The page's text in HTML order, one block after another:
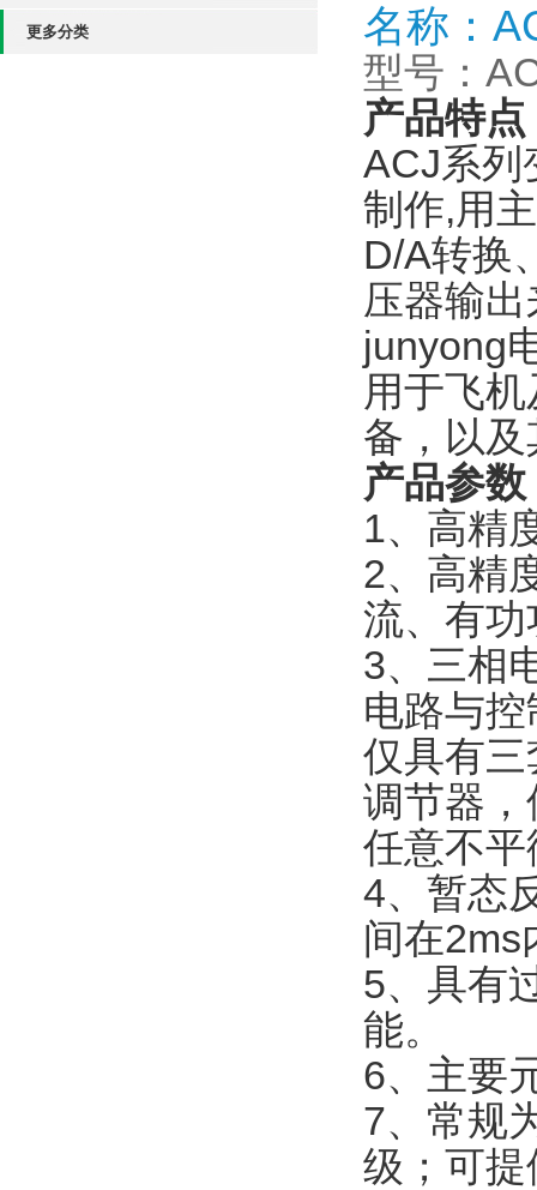
更多分类 名称：
型号：
产品特点
ACJ系列
制作,用
D/A转换
压器输
junyong
用于飞
备，以
产品参数
1、高精
2、高精
流、有
3、三相
电路与
仅具有
调节器
任意不
4、暂态
间在2ms
5、具有
能。
6、主要
7、常规
级；可